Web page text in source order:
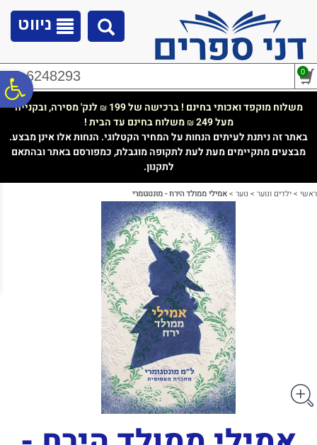
נגישות
ניווט
02-6248293 0
משלוח מוקפד ואכותי בחינם ! ברכישה של 199 ₪ לנק' מסירה, ובקנייה
מעל 249
₪משלוח בחינם עד הבית !
באתר זה ניתנת לעיתים הנחות על המחיר הקטלוגי. הנחות אלו אינן מבצע.
מבצעים מתקיימים מעת לעת לתקופה מוגבלת, כמפורסם באתר ובהתאם
לתקנון.
ראשי >ילדים ונוער > נוער >אמילי ממולד הירח - מונטגומרי